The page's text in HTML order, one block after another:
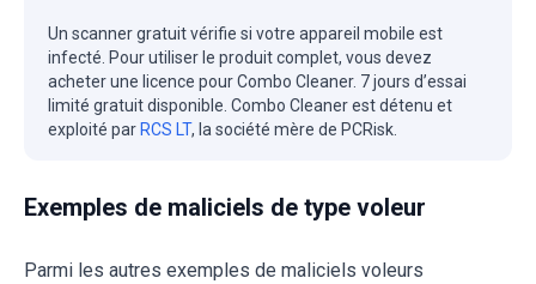
Un scanner gratuit vérifie si votre appareil mobile est
infecté. Pour utiliser le produit complet, vous devez
acheter une licence pour Combo Cleaner. 7 jours d’essai
limité gratuit disponible. Combo Cleaner est détenu et
exploité par RCS LT, la société mère de PCRisk.
Exemples de maliciels de type voleur
Parmi les autres exemples de maliciels voleurs